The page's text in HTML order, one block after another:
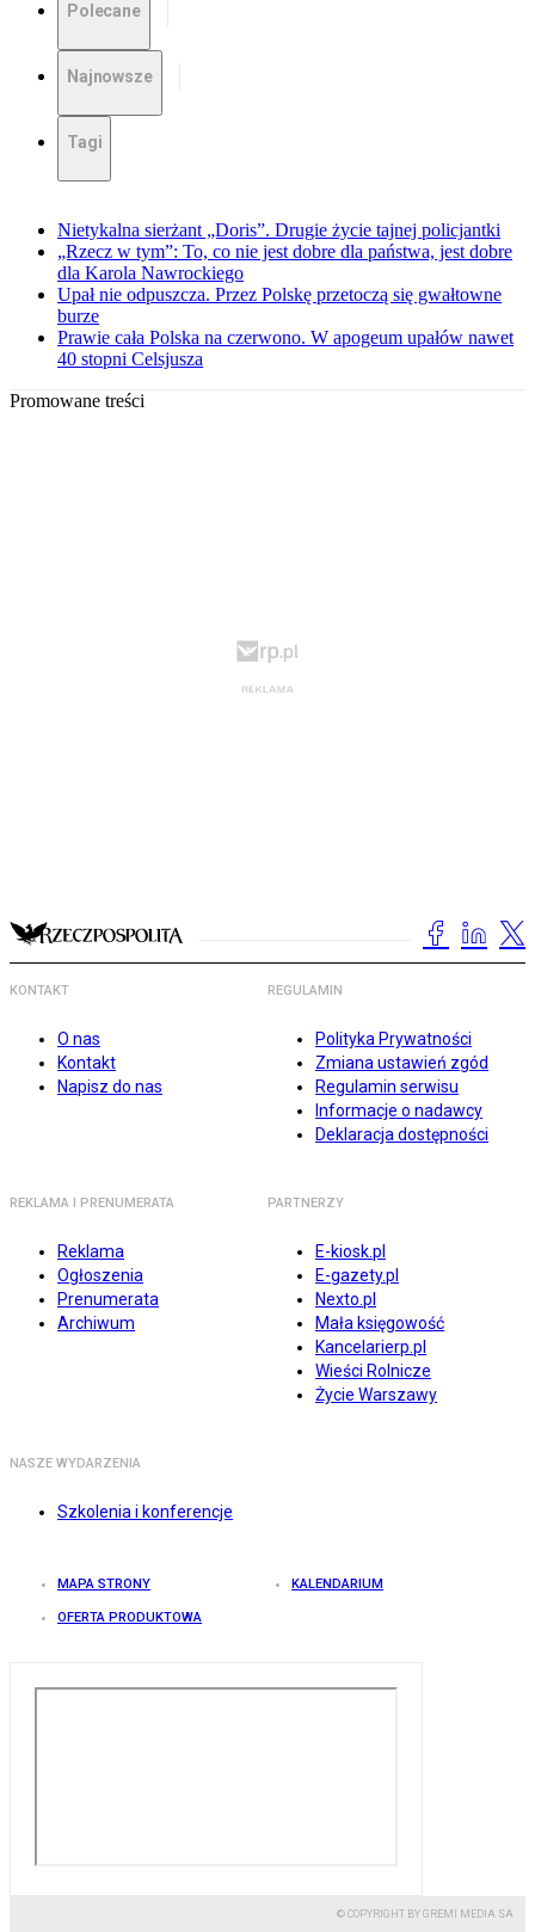
Polecane
Najnowsze
Tagi
Nietykalna sierżant „Doris”. Drugie życie tajnej policjantki
„Rzecz w tym”: To, co nie jest dobre dla państwa, jest dobre
dla Karola Nawrockiego
Upał nie odpuszcza. Przez Polskę przetoczą się gwałtowne
burze
Prawie cała Polska na czerwono. W apogeum upałów nawet
40 stopni Celsjusza
Promowane treści
KONTAKT
O nas
Kontakt
Napisz do nas
REGULAMIN
Polityka Prywatności
Zmiana ustawień zgód
Regulamin serwisu
Informacje o nadawcy
Deklaracja dostępności
REKLAMA I PRENUMERATA
Reklama
Ogłoszenia
Prenumerata
Archiwum
PARTNERZY
E-kiosk.pl
E-gazety.pl
Nexto.pl
Mała księgowość
Kancelarierp.pl
Wieści Rolnicze
Życie Warszawy
NASZE WYDARZENIA
Szkolenia i konferencje
MAPA STRONY KALENDARIUM
OFERTA PRODUKTOWA
© COPYRIGHT BY GREMI MEDIA SA